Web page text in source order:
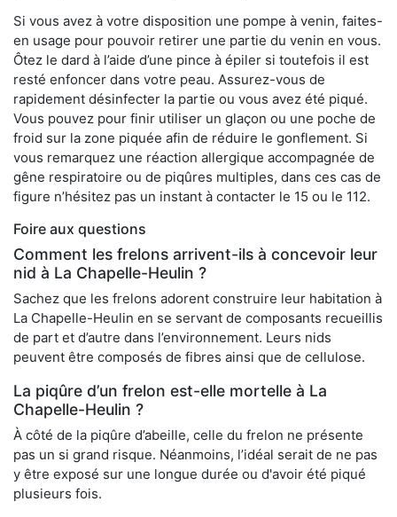
Si vous avez à votre disposition une pompe à venin, faites-
en usage pour pouvoir retirer une partie du venin en vous.
Ôtez le dard à l’aide d’une pince à épiler si toutefois il est
resté enfoncer dans votre peau. Assurez-vous de
rapidement désinfecter la partie ou vous avez été piqué.
Vous pouvez pour finir utiliser un glaçon ou une poche de
froid sur la zone piquée afin de réduire le gonflement. Si
vous remarquez une réaction allergique accompagnée de
gêne respiratoire ou de piqûres multiples, dans ces cas de
figure n’hésitez pas un instant à contacter le 15 ou le 112.
Foire aux questions
Comment les frelons arrivent-ils à concevoir leur
nid à La Chapelle-Heulin ?
Sachez que les frelons adorent construire leur habitation à
La Chapelle-Heulin en se servant de composants recueillis
de part et d’autre dans l’environnement. Leurs nids
peuvent être composés de fibres ainsi que de cellulose.
La piqûre d’un frelon est-elle mortelle à La
Chapelle-Heulin ?
À côté de la piqûre d’abeille, celle du frelon ne présente
pas un si grand risque. Néanmoins, l’idéal serait de ne pas
y être exposé sur une longue durée ou d'avoir été piqué
plusieurs fois.